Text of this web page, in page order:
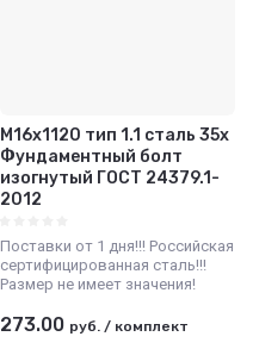
М16x1120 тип 1.1 сталь 35х
Фундаментный болт
изогнутый ГОСТ 24379.1-
2012
Поставки от 1 дня!!! Российская
сертифицированная сталь!!!
Размер не имеет значения!
273.00 руб. / комплект